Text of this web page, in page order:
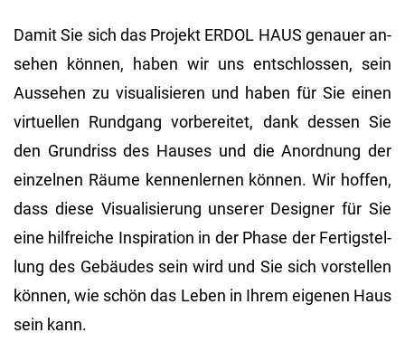
Damit Sie sich das Pro­jekt ERDOL HAUS ge­nau­er an­
se­hen kön­nen, haben wir uns ent­schlos­sen, sein
Aus­se­hen zu vi­sua­li­sie­ren und haben für Sie einen
vir­tu­el­len Rund­gang vor­be­rei­tet, dank des­sen Sie
den Grund­riss des Hau­ses und die An­ord­nung der
ein­zel­nen Räume ken­nen­ler­nen kön­nen. Wir hof­fen,
dass diese Vi­sua­li­sie­rung un­se­rer De­si­gner für Sie
eine hilf­rei­che In­spi­ra­ti­on in der Phase der Fer­tig­stel­
lung des Ge­bäu­des sein wird und Sie sich vor­stel­len
kön­nen, wie schön das Leben in Ihrem ei­ge­nen Haus
sein kann.